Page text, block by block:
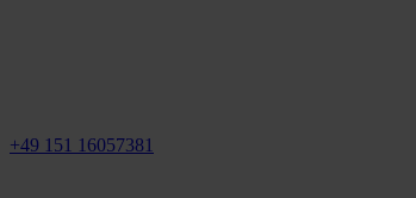
+49 151 16057381